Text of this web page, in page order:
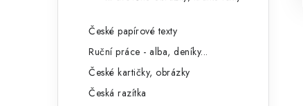
České papírové texty
Ruční práce - alba, deníky...
České kartičky, obrázky
Česká razítka